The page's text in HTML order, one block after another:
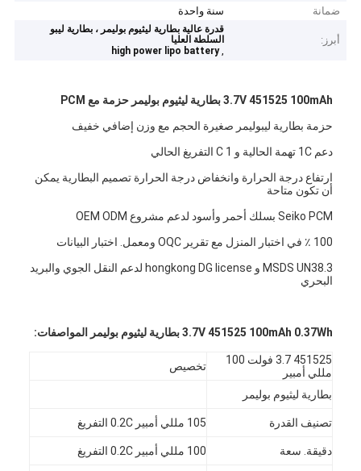
ضمانة
سنة واحدة
أبرز:
قدرة عالية بطارية ليثيوم بوليمر ، بطارية ليبو
السلطة العليا
,
high power lipo battery
3.7V 451525 100mAh بطارية ليثيوم بوليمر حزمة مع PCM
حزمة بطارية ليبوليمر صغيرة الحجم مع وزن إضافي خفيف
دعم 1C تهمة الحالية و 1 C التفريغ الحالي
ارتفاع درجة الحرارة وانخفاض درجة الحرارة تصميم البطارية يمكن
أن تكون متاحة
Seiko PCM بسلك أحمر وأسود لدعم مشروع OEM ODM
100 ٪ في اختبار المنزل مع تقرير OQC ومعمل. اختبار البيانات
MSDS UN38.3 و hongkong DG license لدعم النقل الجوي والبريد
البحري
3.7V 451525 100mAh 0.37Wh بطارية ليثيوم بوليمر المواصفات:
451525 3.7 فولت 100
مللي أمبير
تخصيص
بطارية ليثيوم بوليمر
تصنيف القدرة 105 مللي أمبير 0.2C التفريغ
دقيقة. سعة 100 مللي أمبير 0.2C التفريغ